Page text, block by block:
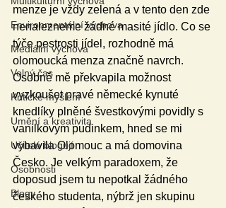
Environmentální výchova
Mediální výchova
Volný čas
Kritické myšlení
Umění a kreativita
Učitelé blogují
Osobnosti
Blogy
menze je vždy zelená a v tento den zde
nenalezneme žádné masité jídlo. Co se
týče pestrosti jídel, rozhodně má
olomoucká menza značně navrch.
Osobně mě překvapila možnost
vyzkoušet pravé německé kynuté
knedlíky plněné švestkovými povidly s
vanilkovým pudinkem, hned se mi
vybavila Olomouc a má domovina
Česko. Je velkým paradoxem, že
doposud jsem tu nepotkal žádného
českého studenta, nýbrž jen skupinu